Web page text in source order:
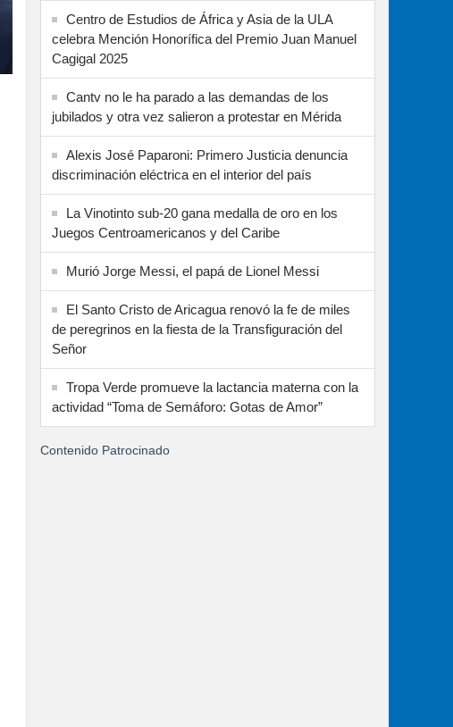
Centro de Estudios de África y Asia de la ULA
celebra Mención Honorífica del Premio Juan Manuel
Cagigal 2025
Cantv no le ha parado a las demandas de los
jubilados y otra vez salieron a protestar en Mérida
Alexis José Paparoni: Primero Justicia denuncia
discriminación eléctrica en el interior del país
La Vinotinto sub-20 gana medalla de oro en los
Juegos Centroamericanos y del Caribe
Murió Jorge Messi, el papá de Lionel Messi
El Santo Cristo de Aricagua renovó la fe de miles
de peregrinos en la fiesta de la Transfiguración del
Señor
Tropa Verde promueve la lactancia materna con la
actividad “Toma de Semáforo: Gotas de Amor”
Contenido Patrocinado